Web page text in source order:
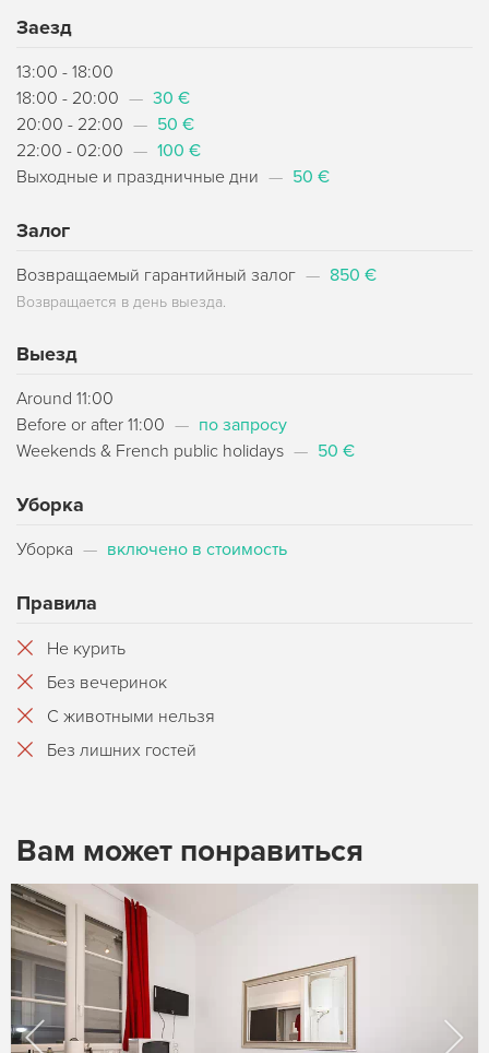
Заезд
13:00 - 18:00
18:00 - 20:00 — 30 €
20:00 - 22:00 — 50 €
22:00 - 02:00 — 100 €
Выходные и праздничные дни — 50 €
Залог
Возвращаемый гарантийный залог — 850 €
Возвращается в день выезда.
Выезд
Around 11:00
Before or after 11:00 — по запросу
Weekends & French public holidays — 50 €
Уборка
Уборка — включено в стоимость
Правила
Не курить
Без вечеринок
С животными нельзя
Без лишних гостей
Вам может понравиться